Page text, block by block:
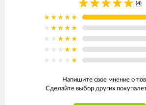
(4)
Напишите свое мнение о
Сделайте выбор других